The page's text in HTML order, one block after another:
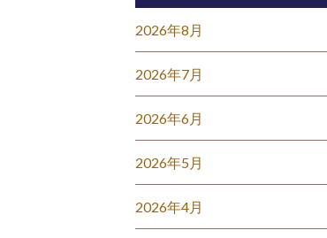
2026年8月
2026年7月
2026年6月
2026年5月
2026年4月